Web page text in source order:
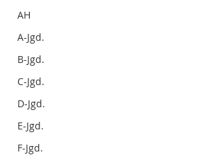
AH
A-Jgd.
B-Jgd.
C-Jgd.
D-Jgd.
E-Jgd.
F-Jgd.